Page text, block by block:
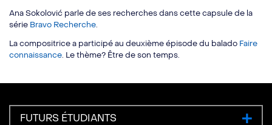
Ana Sokolović parle de ses recherches dans cette capsule de la
série Bravo Recherche.
La compositrice a participé au deuxième épisode du balado Faire
connaissance. Le thème? Être de son temps.
FUTURS ÉTUDIANTS